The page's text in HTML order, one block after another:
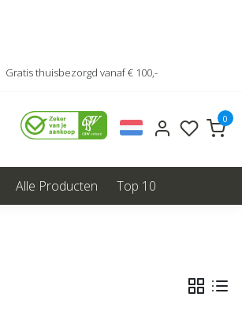
Gratis thuisbezorgd vanaf € 100,-
0
Alle Producten Top 10